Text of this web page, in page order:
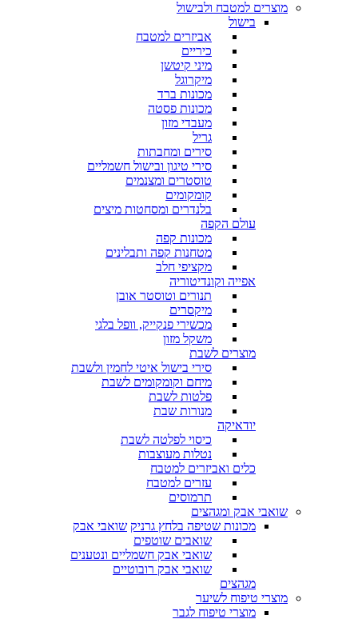
מוצרים למטבח ולבישול
בישול
אביזרים למטבח
כיריים
מיני קיטשן
מיקרוגל
מכונות ברד
מכונות פסטה
מעבדי מזון
גריל
סירים ומחבתות
סירי טיגון ובישול חשמליים
טוסטרים ומצנמים
קומקומים
בלנדרים ומסחטות מיצים
עולם הקפה
מכונות קפה
מטחנות קפה ותבלינים
מקציפי חלב
אפייה וקונדיטוריה
תנורים וטוסטר אובן
מיקסרים
מכשירי פנקייק, וופל בלגי
משקל מזון
מוצרים לשבת
סירי בישול איטי לחמין ולשבת
מיחם וקומקומים לשבת
פלטות לשבת
מנורות שבת
יודאיקה
כיסוי לפלטה לשבת
נטלות מעוצבות
כלים ואביזרים למטבח
עזרים למטבח
תרמוסים
שואבי אבק ומגהצים
מכונות שטיפה בלחץ גרניק שואבי אבק
שואבים שוטפים
שואבי אבק חשמליים ונטענים
שואבי אבק רובוטיים
מגהצים
מוצרי טיפוח לשיער
מוצרי טיפוח לגבר